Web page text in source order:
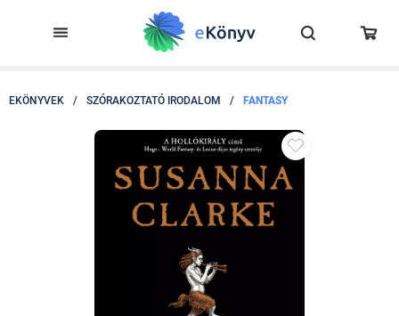
EKÖNYVEK / SZÓRAKOZTATÓ IRODALOM / FANTASY